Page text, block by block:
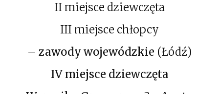
II miejsce dziewczęta
III miejsce chłopcy
– zawody wojewódzkie (Łódź)
IV miejsce dziewczęta